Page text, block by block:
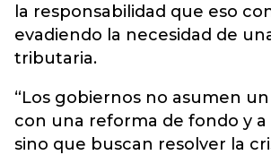
la responsabilidad que eso
evadiendo la necesidad de
tributaria.
“Los gobiernos no asumen
con una reforma de fondo y a
sino que buscan resolver la